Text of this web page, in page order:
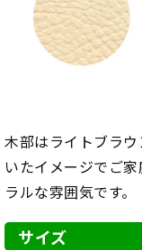
木部はライトブラ
いたイメージでご
ラルな雰囲気です。
サイズ